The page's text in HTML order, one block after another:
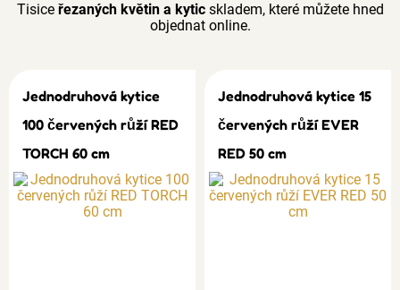
Tisice řezaných květin a kyticskladem, které můžete hned
objednat online.
Jednodruhová kytice
100 červených růží RED
TORCH 60 cm
Jednodruhová kytice 15
červených růží EVER
RED 50 cm